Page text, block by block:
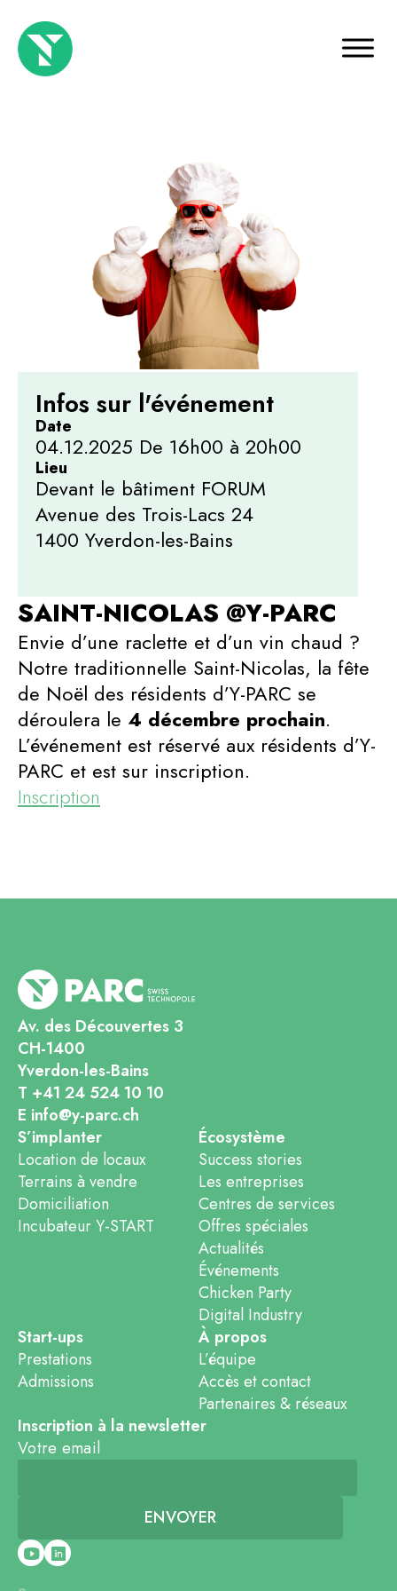
Infos sur l'événement
Date
04.12.2025 De 16h00 à 20h00
Lieu
Devant le bâtiment FORUM
Avenue des Trois-Lacs 24
1400 Yverdon-les-Bains
SAINT-NICOLAS @Y-PARC
Envie d’une raclette et d’un vin chaud ?
Notre traditionnelle Saint-Nicolas, la fête
de Noël des résidents d’Y-PARC se
déroulera le 4 décembre prochain.
L’événement est réservé aux résidents d’Y-
PARC et est sur inscription.
Inscription
Av. des Découvertes 3
CH-1400
Yverdon-les-Bains
T +41 24 524 10 10
E info@y-parc.ch
S’implanter
Location de locaux
Terrains à vendre
Domiciliation
Incubateur Y-START
Écosystème
Success stories
Les entreprises
Centres de services
Offres spéciales
Actualités
Événements
Chicken Party
Digital Industry
Start-ups
Prestations
Admissions
À propos
L’équipe
Accès et contact
Partenaires & réseaux
Inscription à la newsletter
Votre email